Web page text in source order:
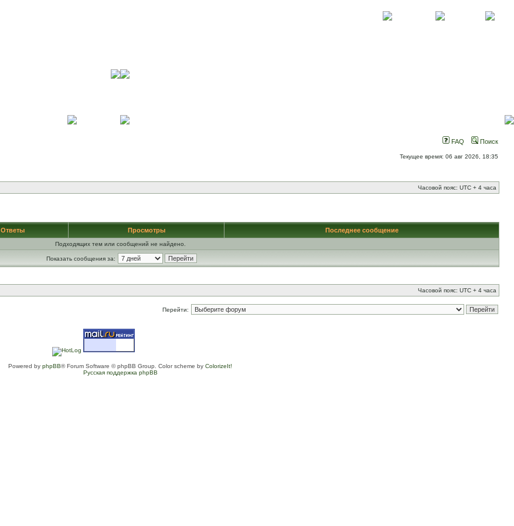
FAQ Поиск
Текущее время: 06 авг 2026, 18:35
Часовой пояс: UTC + 4 часа
Ответы Просмотры Последнее сообщение
Подходящих тем или сообщений не найдено.
Показать сообщения за:
Часовой пояс: UTC + 4 часа
Перейти:
Powered by phpBB® Forum Software © phpBB Group. Color scheme by ColorizeIt!
Русская поддержка phpBB